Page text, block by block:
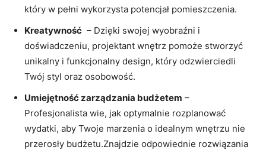
który‌ w‌ pełni wykorzysta potencjał pomieszczenia.
Kreatywność ‌ – Dzięki swojej wyobraźni i
doświadczeniu, projektant wnętrz ⁣pomoże​ stworzyć
‌unikalny i funkcjonalny ⁢design, który odzwierciedli
⁤Twój ⁢styl oraz osobowość.
Umiejętność zarządzania budżetem ‍–
Profesjonalista wie, jak optymalnie rozplanować
wydatki, aby Twoje ⁤marzenia o idealnym wnętrzu nie
przerosły ⁢budżetu.Znajdzie odpowiednie rozwiązania